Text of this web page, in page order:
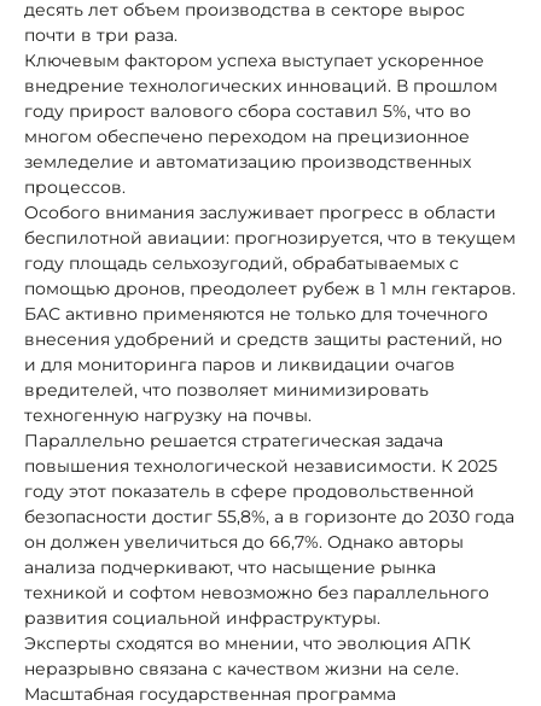
десять лет объем производства в секторе вырос
почти в три раза.
Ключевым фактором успеха выступает ускоренное
внедрение технологических инноваций. В прошлом
году прирост валового сбора составил 5%, что во
многом обеспечено переходом на прецизионное
земледелие и автоматизацию производственных
процессов.
Особого внимания заслуживает прогресс в области
беспилотной авиации: прогнозируется, что в текущем
году площадь сельхозугодий, обрабатываемых с
помощью дронов, преодолеет рубеж в 1 млн гектаров.
БАС активно применяются не только для точечного
внесения удобрений и средств защиты растений, но
и для мониторинга паров и ликвидации очагов
вредителей, что позволяет минимизировать
техногенную нагрузку на почвы.
Параллельно решается стратегическая задача
повышения технологической независимости. К 2025
году этот показатель в сфере продовольственной
безопасности достиг 55,8%, а в горизонте до 2030 года
он должен увеличиться до 66,7%. Однако авторы
анализа подчеркивают, что насыщение рынка
техникой и софтом невозможно без параллельного
развития социальной инфраструктуры.
Эксперты сходятся во мнении, что эволюция АПК
неразрывно связана с качеством жизни на селе.
Масштабная государственная программа